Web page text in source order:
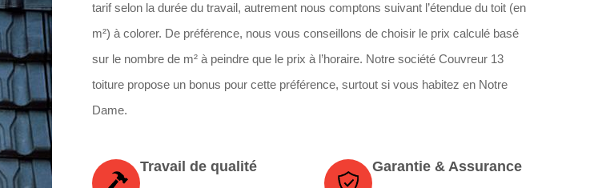
tarif selon la durée du travail, autrement nous comptons suivant l’étendue du toit (en
m²) à colorer. De préférence, nous vous conseillons de choisir le prix calculé basé
sur le nombre de m² à peindre que le prix à l’horaire. Notre société Couvreur 13
toiture propose un bonus pour cette préférence, surtout si vous habitez en Notre
Dame.
Travail de qualité Garantie & Assurance